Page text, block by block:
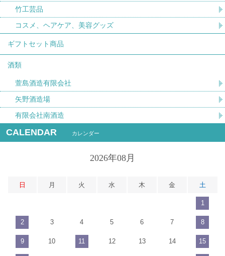
竹工芸品
コスメ、ヘアケア、美容グッズ
ギフトセット商品
酒類
萱島酒造有限会社
矢野酒造場
有限会社南酒造
CALENDAR カレンダー
2026年08月
日 月 火 水 木 金 土
1
2 3 4 5 6 7 8
9 10 11 12 13 14 15